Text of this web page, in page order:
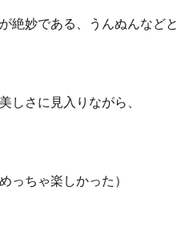
絶妙である、うんぬんなどと
しさに見入りながら、
っちゃ楽しかった）